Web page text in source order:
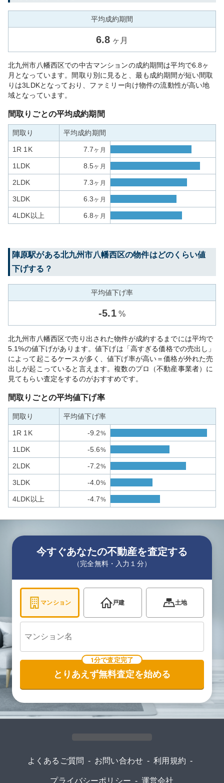
平均成約期間
6.8 ヶ月
北九州市八幡西区での中古マンションの成約期間は平均で6.8ヶ
月となっています。間取り別に見ると、最も成約期間が短い間取
りは3LDKとなっており、ファミリー向け物件の流動性が高い地
域となっています。
間取りごとの平均成約期間
間取り 平均成約期間
1R 1K 7.7ヶ月
1LDK 8.5ヶ月
2LDK 7.3ヶ月
3LDK 6.3ヶ月
4LDK以上 6.8ヶ月
陣原駅がある北九州市八幡西区の物件はどのくらい値
下げする？
平均値下げ率
-5.1 %
北九州市八幡西区で売り出された物件が成約するまでには平均で
5.1%の値下げがあります。値下げは「高すぎる価格での売出し」
によって起こるケースが多く、値下げ率が高い＝価格が外れた売
出しが起こっていると言えます。複数のプロ（不動産事業者）に
見てもらい査定をするのがおすすめです。
間取りごとの平均値下げ率
間取り 平均値下げ率
1R 1K -9.2%
1LDK -5.6%
2LDK -7.2%
3LDK -4.0%
4LDK以上 -4.7%
今すぐあなたの不動産を査定する
（完全無料・入力１分）
マンション 戸建 土地
1分で査定完了
とりあえず無料査定を始める
よくあるご質問 - お問い合わせ - 利用規約 -
プライバシーポリシー - 運営会社